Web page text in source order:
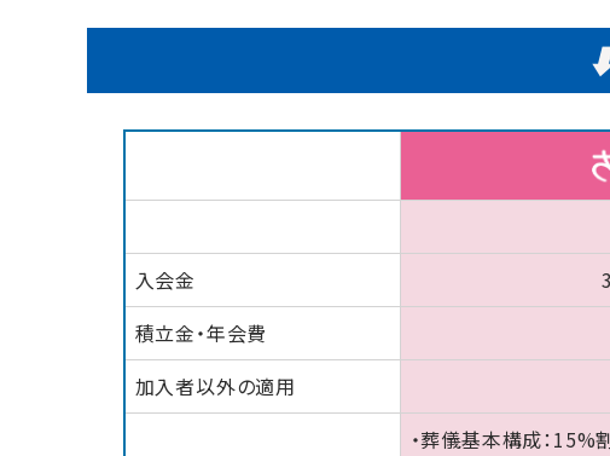
入会金
積立金・年会費
加入者以外の適用
・葬儀基本構成：15%